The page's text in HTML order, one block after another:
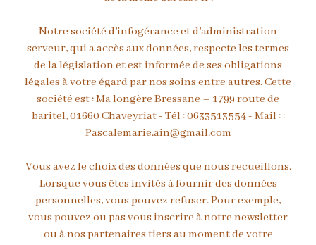
Notre société d’infogérance et d’administration
serveur, qui a accès aux données, respecte les termes
de la législation et est informée de ses obligations
légales à votre égard par nos soins entre autres. Cette
société est : Ma longère Bressane – 1799 route de
baritel, 01660 Chaveyriat - Tél : 0633513554 - Mail : :
Pascalemarie.ain@gmail.com
Vous avez le choix des données que nous recueillons.
Lorsque vous êtes invités à fournir des données
personnelles, vous pouvez refuser. Pour exemple,
vous pouvez ou pas vous inscrire à notre newsletter
ou à nos partenaires tiers au moment de votre